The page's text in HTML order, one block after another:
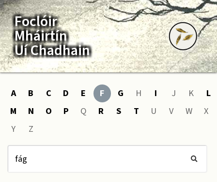
Foclóir
Mháirtín
Uí Chadhain
A B C D E F G H I J K
L
M
N O P Q R S T U V W
X
Y
Z